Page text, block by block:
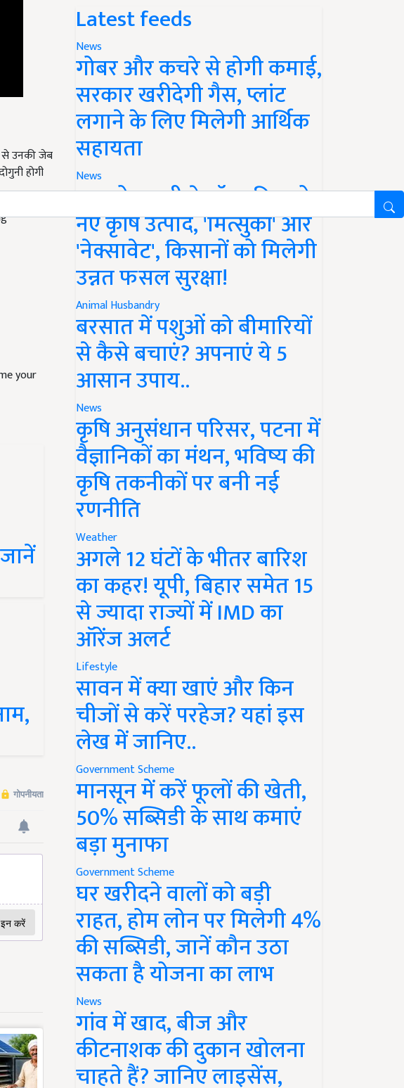
होगी
Latest feeds
News
गोबर और कचरे से होगी कमाई,
सरकार खरीदेगी गैस, प्लांट
लगाने के लिए मिलेगी आर्थिक
सहायता
News
इफको-एमसी ने लॉन्च किए दो
नए कृषि उत्पाद, 'मित्सुकी' और
'नेक्सावेट', किसानों को मिलेगी
उन्नत फसल सुरक्षा!
Animal Husbandry
बरसात में पशुओं को बीमारियों
से कैसे बचाएं? अपनाएं ये 5
आसान उपाय..
News
कृषि अनुसंधान परिसर, पटना में
वैज्ञानिकों का मंथन, भविष्य की
कृषि तकनीकों पर बनी नई
रणनीति
Weather
अगले 12 घंटों के भीतर बारिश
का कहर! यूपी, बिहार समेत 15
से ज्यादा राज्यों में IMD का
ऑरेंज अलर्ट
Lifestyle
सावन में क्या खाएं और किन
चीजों से करें परहेज? यहां इस
लेख में जानिए..
Government Scheme
मानसून में करें फूलों की खेती,
50% सब्सिडी के साथ कमाएं
बड़ा मुनाफा
Government Scheme
घर खरीदने वालों को बड़ी
राहत, होम लोन पर मिलेगी 4%
की सब्सिडी, जानें कौन उठा
सकता है योजना का लाभ
News
गांव में खाद, बीज और
कीटनाशक की दुकान खोलना
चाहते हैं? जानिए लाइसेंस,